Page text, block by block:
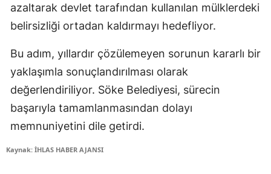
azaltarak devlet tarafından kullanılan mülklerdeki
belirsizliği ortadan kaldırmayı hedefliyor.
Bu adım, yıllardır çözülemeyen sorunun kararlı bir
yaklaşımla sonuçlandırılması olarak
değerlendiriliyor. Söke Belediyesi, sürecin
başarıyla tamamlanmasından dolayı
memnuniyetini dile getirdi.
Kaynak: İHLAS HABER AJANSI